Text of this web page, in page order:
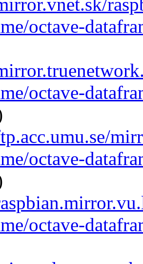
octave-
octave-
octave-
octave-